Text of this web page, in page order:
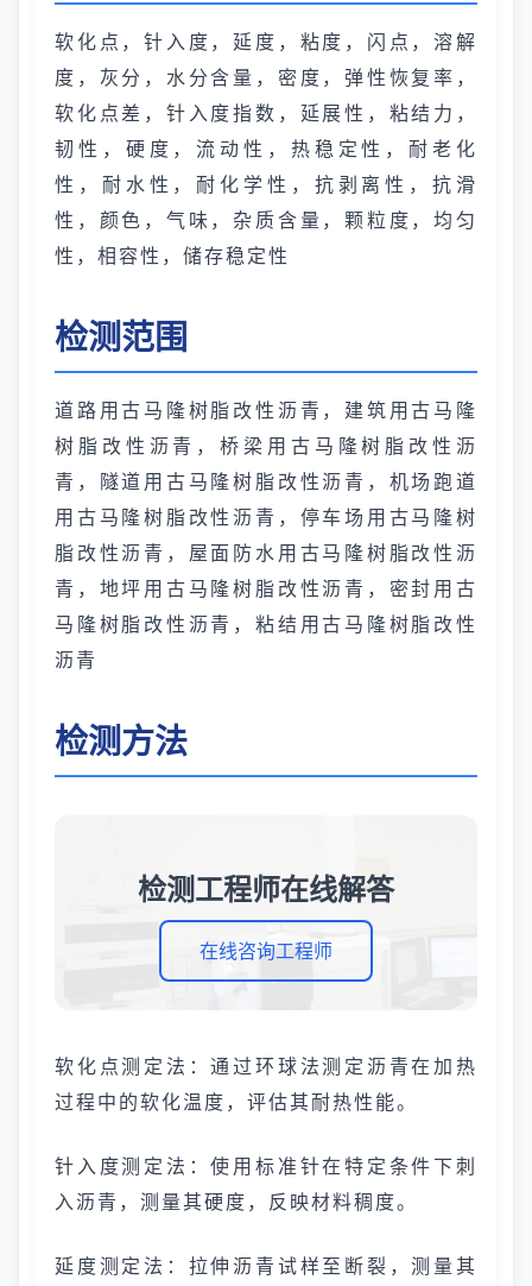
软化点，针入度，延度，粘度，闪点，溶解
度，灰分，水分含量，密度，弹性恢复率，
软化点差，针入度指数，延展性，粘结力，
韧性，硬度，流动性，热稳定性，耐老化
性，耐水性，耐化学性，抗剥离性，抗滑
性，颜色，气味，杂质含量，颗粒度，均匀
性，相容性，储存稳定性
检测范围
道路用古马隆树脂改性沥青，建筑用古马隆
树脂改性沥青，桥梁用古马隆树脂改性沥
青，隧道用古马隆树脂改性沥青，机场跑道
用古马隆树脂改性沥青，停车场用古马隆树
脂改性沥青，屋面防水用古马隆树脂改性沥
青，地坪用古马隆树脂改性沥青，密封用古
马隆树脂改性沥青，粘结用古马隆树脂改性
沥青
检测方法
检测工程师在线解答
在线咨询工程师
软化点测定法：通过环球法测定沥青在加热
过程中的软化温度，评估其耐热性能。
针入度测定法：使用标准针在特定条件下刺
入沥青，测量其硬度，反映材料稠度。
延度测定法：拉伸沥青试样至断裂，测量其